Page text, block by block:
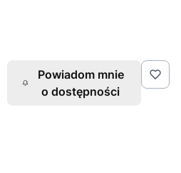
Powiadom mnie
o dostępności